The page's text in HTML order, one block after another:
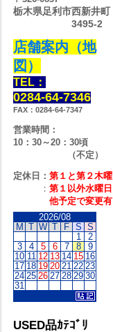
栃木県足利市西新井町
3495-2
店舗案内（地
図）
TEL：
0284-64-7346
FAX：0284-64-7347
営業時間：
10：30～20：30頃
（不定）
定休日： 第１と第２木曜
： 第１以外水曜日
他予定で変更有
2026/08
M T W T F S S
1
2
3
4 5 6 7 8
9
10 11 12 13 14 15 16
17 18 19 20 21 22 23
24 25 26 27 28 29 30
31
USED品ｶﾃｺﾞﾘ